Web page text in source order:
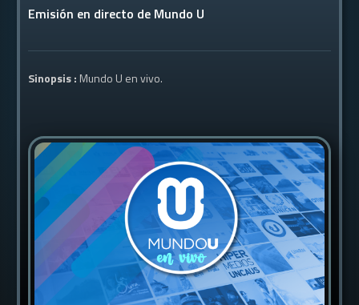
Emisión en directo de Mundo U
Sinopsis : Mundo U en vivo.